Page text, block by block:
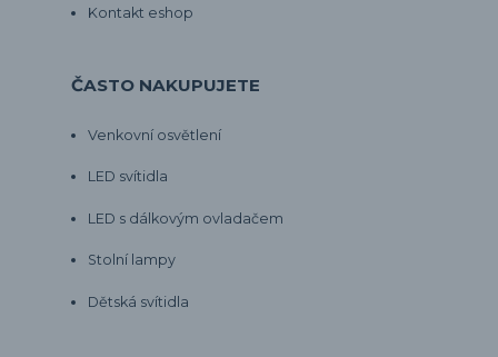
Kontakt eshop
ČASTO NAKUPUJETE
Venkovní osvětlení
LED svítidla
LED s dálkovým ovladačem
Stolní lampy
Dětská svítidla